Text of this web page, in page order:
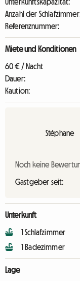
Anzahl der
Referenznummer:
Miete und Konditionen
60 € / Nacht
Dauer:
Kaution:
Stéphane
Noch keine
Gastgeber seit:
Unterkunft
1 Schlafzimmer
1 Badezimmer
Lage